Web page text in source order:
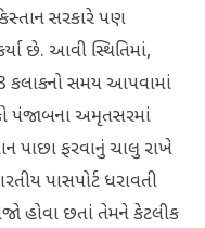
સરકારે પણ
છે. આવી સ્થિતિમાં,
કલાકનો સમય આપવામાં
પંજાબના અમૃતસરમાં
પાછા ફરવાનું ચાલુ રાખે
પાસપોર્ટ ધરાવતી
હોવા છતાં તેમને કેટલીક